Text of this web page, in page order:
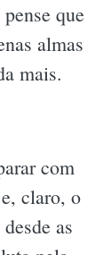
que
almas
mais.
com
claro, o
as